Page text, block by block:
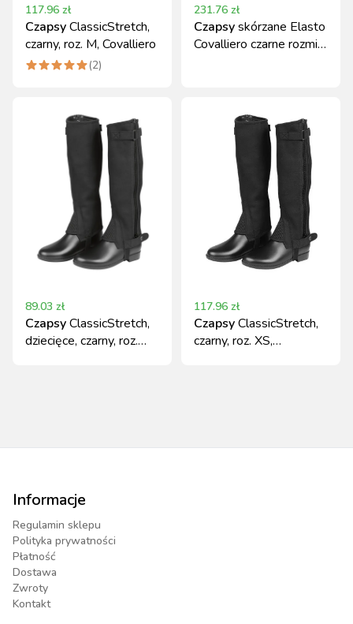
117.96 zł
CzapsyClassicStretch,
czarny, roz. M, Covalliero
(2)
231.76 zł
Czapsyskórzane Elasto
Covalliero czarne rozmiar
89.03 zł
CzapsyClassicStretch,
dziecięce, czarny, roz.
117.96 zł
CzapsyClassicStretch,
czarny, roz. XS,
Informacje
Regulamin sklepu
Polityka prywatności
Płatność
Dostawa
Zwroty
Kontakt